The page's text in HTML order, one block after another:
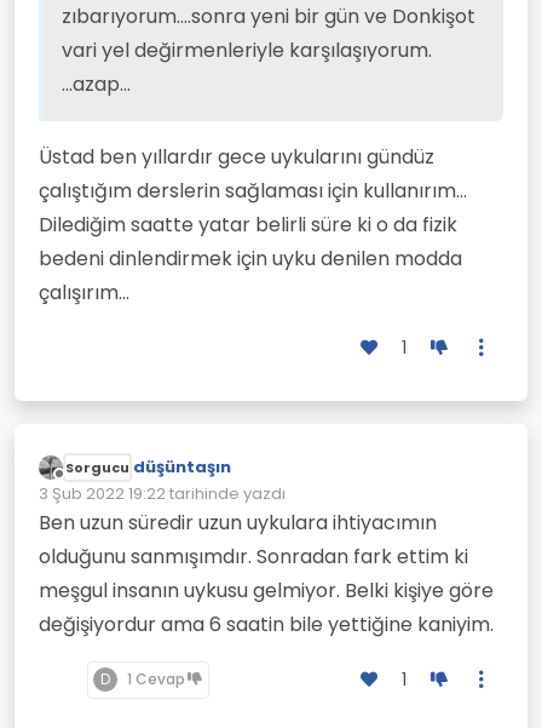
zıbarıyorum....sonra yeni bir gün ve Donkişot
vari yel değirmenleriyle karşılaşıyorum.
...azap...
Üstad ben yıllardır gece uykularını gündüz
çalıştığım derslerin sağlaması için kullanırım...
Dilediğim saatte yatar belirli süre ki o da fizik
bedeni dinlendirmek için uyku denilen modda
çalışırım...
1
Çevrimdışı
Sorgucu düşüntaşın
3 Şub 2022 19:22tarihinde yazdı
Son düzenleyen:
Ben uzun süredir uzun uykulara ihtiyacımın
olduğunu sanmışımdır. Sonradan fark ettim ki
meşgul insanın uykusu gelmiyor. Belki kişiye göre
değişiyordur ama 6 saatin bile yettiğine kaniyim.
D 1 Cevap 1